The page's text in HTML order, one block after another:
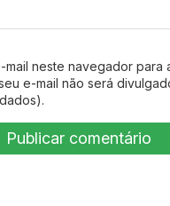
mail neste navegador para
e-mail não será